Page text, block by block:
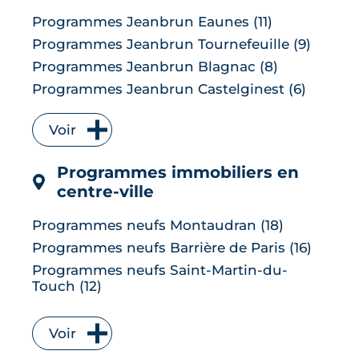
Programmes Jeanbrun Eaunes (11)
Programmes Jeanbrun Tournefeuille (9)
Programmes Jeanbrun Blagnac (8)
Programmes Jeanbrun Castelginest (6)
Programmes Jeanbrun L'Union (6)
Programmes Jeanbrun Quint-
Fonsegrives (6)
Programmes Jeanbrun Bruguières (5)
Programmes Jeanbrun Saint-Orens-de-
Programmes Jeanbrun Auzeville-Tolosane
(4)
Programmes Jeanbrun Muret (4)
Programmes Jeanbrun Ramonville-Saint-
Programmes Jeanbrun Balma (3)
Programmes neufs Baziège (3)
Voir
Programmes immobiliers en
centre-ville
Programmes neufs Montaudran (18)
Programmes neufs Barrière de Paris (16)
Programmes neufs Saint-Martin-du-
Touch (12)
Programmes neufs Saint Cyprien (10)
Programmes neufs Lardenne (8)
Voir